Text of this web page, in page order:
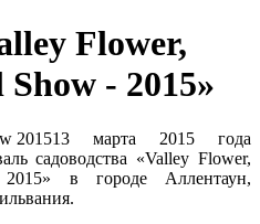
Flower,
- 2015»
13 марта 2015 года
садоводства «Valley Flower,
в городе Аллентаун,